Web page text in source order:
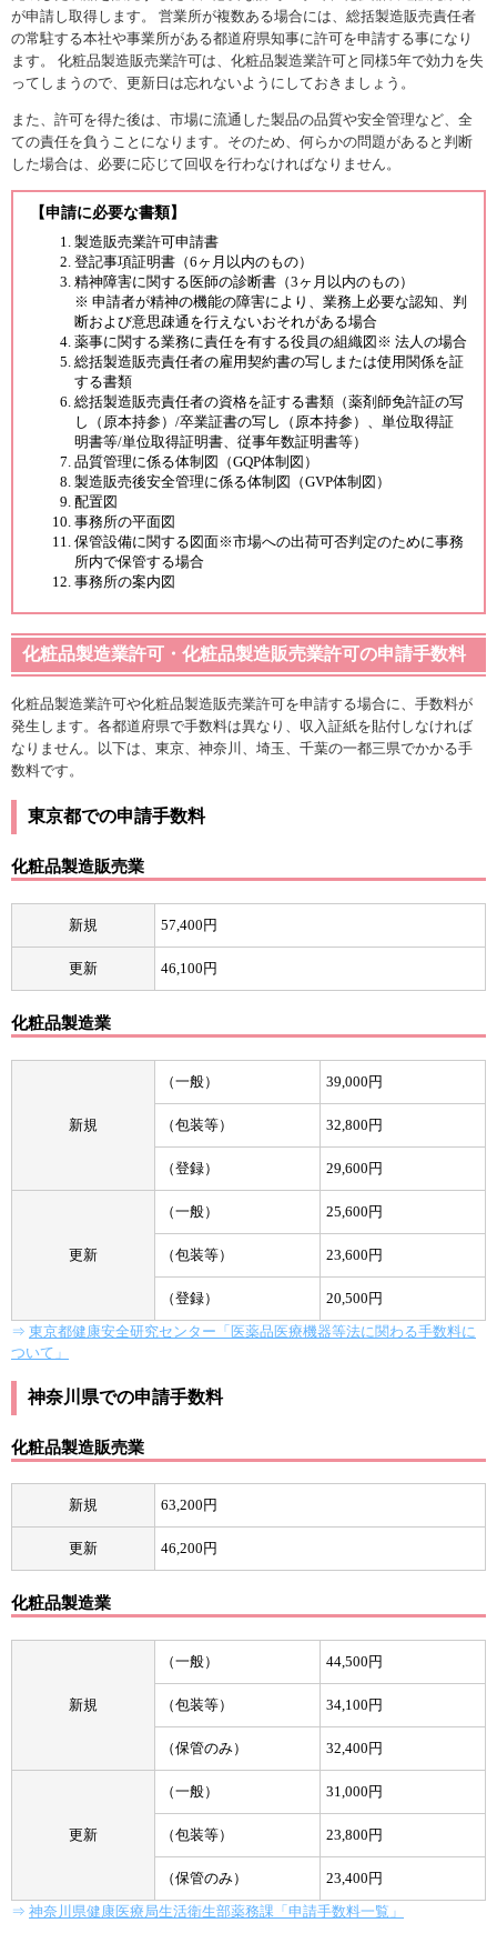
が申請し取得します。 営業所が複数ある場合には、総括製造販売責任者
の常駐する本社や事業所がある都道府県知事に許可を申請する事になり
ます。 化粧品製造販売業許可は、化粧品製造業許可と同様5年で効力を失
ってしまうので、更新日は忘れないようにしておきましょう。
また、許可を得た後は、市場に流通した製品の品質や安全管理など、全
ての責任を負うことになります。そのため、何らかの問題があると判断
した場合は、必要に応じて回収を行わなければなりません。
【申請に必要な書類】
製造販売業許可申請書
登記事項証明書（6ヶ月以内のもの）
精神障害に関する医師の診断書（3ヶ月以内のもの）
※ 申請者が精神の機能の障害により、業務上必要な認知、判
断および意思疎通を行えないおそれがある場合
薬事に関する業務に責任を有する役員の組織図※ 法人の場合
総括製造販売責任者の雇用契約書の写しまたは使用関係を証
する書類
総括製造販売責任者の資格を証する書類（薬剤師免許証の写
し（原本持参）/卒業証書の写し（原本持参）、単位取得証
明書等/単位取得証明書、従事年数証明書等）
品質管理に係る体制図（GQP体制図）
製造販売後安全管理に係る体制図（GVP体制図）
配置図
事務所の平面図
保管設備に関する図面※市場への出荷可否判定のために事務
所内で保管する場合
事務所の案内図
化粧品製造業許可・化粧品製造販売業許可の申請手数料
化粧品製造業許可や化粧品製造販売業許可を申請する場合に、手数料が
発生します。各都道府県で手数料は異なり、収入証紙を貼付しなければ
なりません。以下は、東京、神奈川、埼玉、千葉の一都三県でかかる手
数料です。
東京都での申請手数料
化粧品製造販売業
新規 57,400円
更新 46,100円
化粧品製造業
新規
（一般） 39,000円
（包装等） 32,800円
（登録） 29,600円
更新
（一般） 25,600円
（包装等） 23,600円
（登録）
20,500円
⇒ 東京都健康安全研究センター「医薬品医療機器等法に関わる手数料に
ついて」
神奈川県での申請手数料
化粧品製造販売業
新規 63,200円
更新 46,200円
化粧品製造業
新規
（一般） 44,500円
（包装等） 34,100円
（保管のみ） 32,400円
更新
（一般） 31,000円
（包装等） 23,800円
（保管のみ）
23,400円
⇒ 神奈川県健康医療局生活衛生部薬務課「申請手数料一覧」